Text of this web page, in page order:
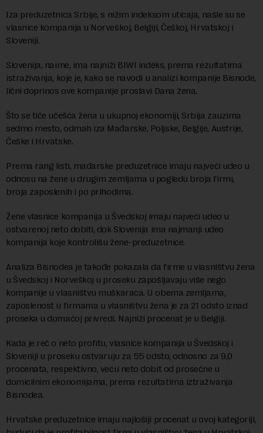
Iza preduzetnica Srbije, s nižim indeksom uticaja, našle su se
vlasnice kompanija u Norveškoj, Belgiji, Češkoj, Hrvatskoj i
Sloveniji.
Slovenija, naime, ima najniži BIWI indeks, prema rezultatima
istraživanja, koje je, kako se navodi u analizi kompanije Bisnode,
lični doprinos ove kompanije proslavi Dana žena.
Što se tiče učešća žena u ukupnoj ekonomiji, Srbija zauzima
sedmo mesto, odmah iza Mađarske, Poljske, Belgije, Austrije,
Češke i Hrvatske.
Prema rang listi, mađarske preduzetnice imaju najveći udeo u
odnosu na žene u drugim zemljama u pogledu broja firmi,
broja zaposlenih i po prihodima.
Žene vlasnice kompanija u Švedskoj imaju najveći udeo u
ostvarenoj neto dobiti, dok Slovenija ima najmanji udeo
kompanija koje kontrolišu žene-preduzetnice.
Analiza Bisnodea je takođe pokazala da firme u vlasništvu žena
u Švedskoj i Norveškoj u proseku zapošljavaju više nego
kompanije u vlasništvu muškaraca. U obema zemljama,
zaposlenost u firmama u vlasništvu žena je za 21 odsto iznad
proseka u domaćoj privredi. Najniži procenat je u Belgiji.
Kada je reč o neto profitu, vlasnice kompanija u Švedskoj i
Sloveniji u proseku ostvaruju za 55 odsto, odnosno za 9,0
procenata, respektivno, veću neto dobit od prosečne u
domicilnim ekonomijama, prema rezultatima iztraživanja
Bisnodea.
Hrvatske preduzetnice imaju najlošiji procenat u ovoj kategoriji,